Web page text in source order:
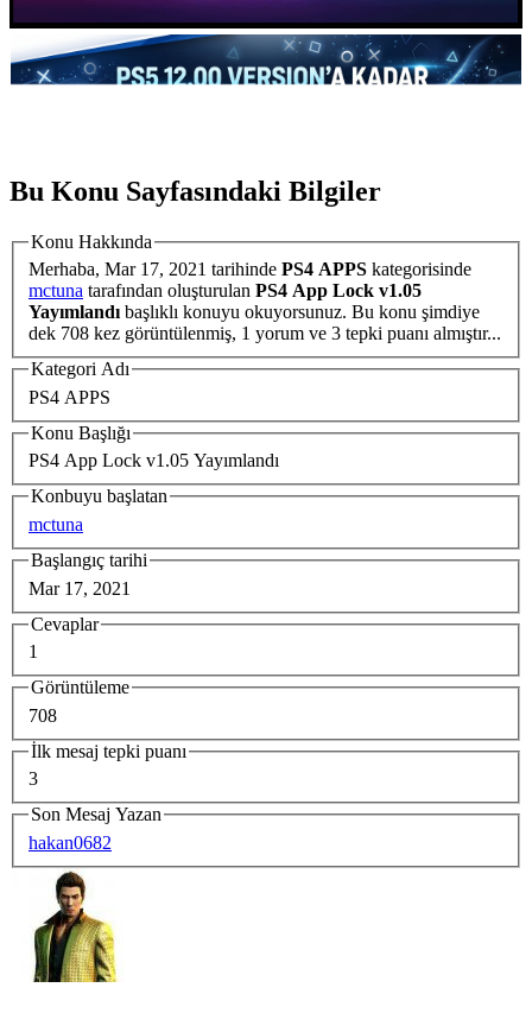
Bu Konu Sayfasındaki Bilgiler
Konu Hakkında
Merhaba, Mar 17, 2021 tarihinde PS4 APPS kategorisinde
mctuna
tarafından oluşturulan PS4 App Lock v1.05
Yayımlandı başlıklı konuyu okuyorsunuz. Bu konu şimdiye
dek 708 kez görüntülenmiş, 1 yorum ve 3 tepki puanı almıştır...
Kategori Adı
PS4 APPS
Konu Başlığı
PS4 App Lock v1.05 Yayımlandı
Konbuyu başlatan
mctuna
Başlangıç tarihi
Mar 17, 2021
Cevaplar
1
Görüntüleme
708
İlk mesaj tepki puanı
3
Son Mesaj Yazan
hakan0682